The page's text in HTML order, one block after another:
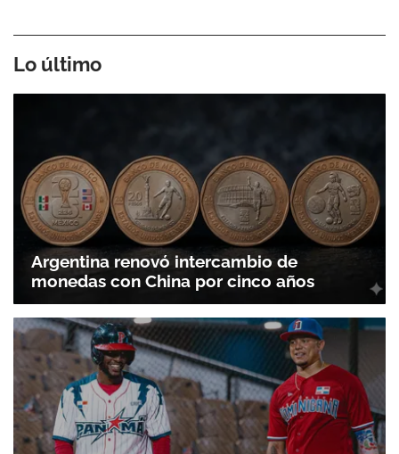
Lo último
Argentina renovó intercambio de
monedas con China por cinco años